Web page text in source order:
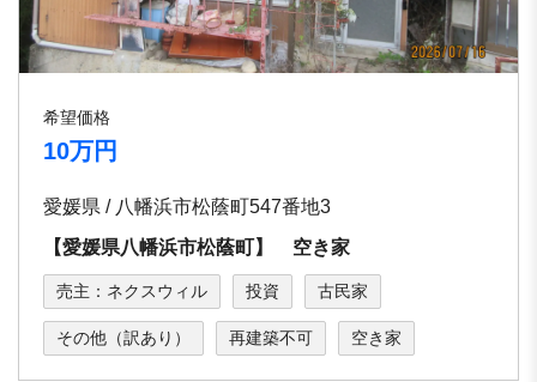
希望価格
10万円
愛媛県 / 八幡浜市松蔭町547番地3
【愛媛県八幡浜市松蔭町】 空き家
売主：ネクスウィル 投資 古民家
その他（訳あり） 再建築不可 空き家